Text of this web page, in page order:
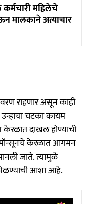
महिलेचे
मालकाने अत्याचार
राहणार असून काही
चटका कायम
केरळात दाखल होण्याची
केरळात आगमन
जाते. त्यामुळे
आशा आहे.